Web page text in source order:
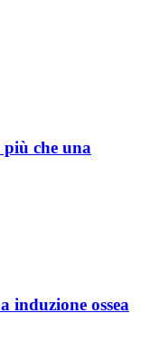
che una
induzione ossea